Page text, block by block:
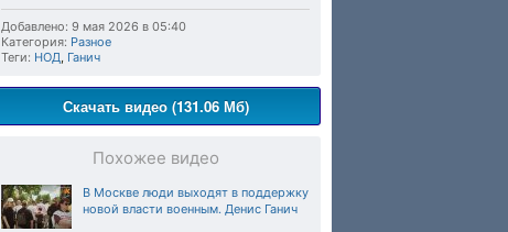
Добавлено: 9 мая 2026 в 05:40
Категория: Разное
Теги: НОД, Ганич
Скачать видео (131.06 Мб)
Похожее видео
В Москве люди выходят в поддержку
новой власти военным. Денис Ганич